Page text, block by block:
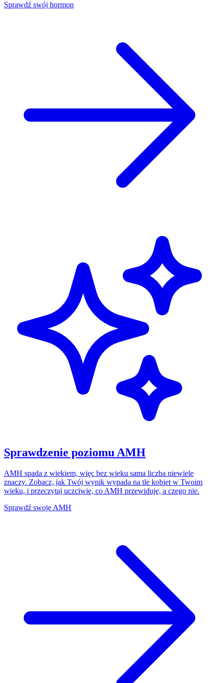
Sprawdź swój hormon
Sprawdzenie poziomu AMH
AMH spada z wiekiem, więc bez wieku sama liczba niewiele
znaczy. Zobacz, jak Twój wynik wypada na tle kobiet w Twoim
wieku, i przeczytaj uczciwie, co AMH przewiduje, a czego nie.
Sprawdź swoje AMH